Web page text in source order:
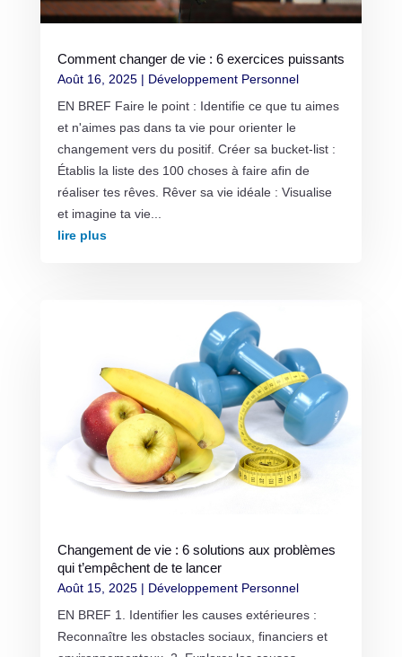
Comment changer de vie : 6 exercices puissants
Août 16, 2025| Développement Personnel
EN BREF Faire le point : Identifie ce que tu aimes
et n'aimes pas dans ta vie pour orienter le
changement vers du positif. Créer sa bucket-list :
Établis la liste des 100 choses à faire afin de
réaliser tes rêves. Rêver sa vie idéale : Visualise
et imagine ta vie...
lire plus
Changement de vie : 6 solutions aux problèmes
qui t’empêchent de te lancer
Août 15, 2025| Développement Personnel
EN BREF 1. Identifier les causes extérieures :
Reconnaître les obstacles sociaux, financiers et